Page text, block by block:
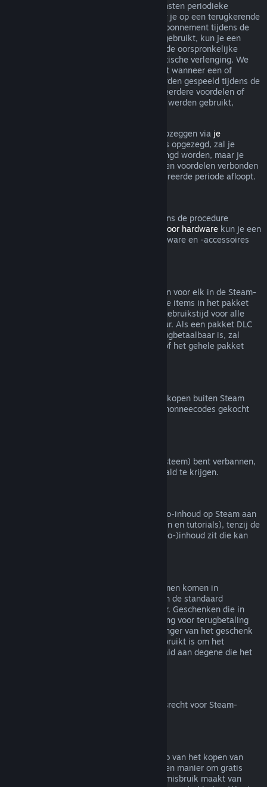
Steam biedt voor sommige inhoud en diensten periodieke
toegang (bijv. maandelijks, jaarlijks) waar je op een terugkerende
basis voor betaalt. Als een terugkerend abonnement tijdens de
huidige gefactureerde periode niet werd gebruikt, kun je een
terugbetaling aanvragen binnen 48 u. na de oorspronkelijke
aankoop, of binnen 48 u. na elke automatische verlenging. We
beschouwen een abonnement als gebruikt wanneer een of
meerdere spellen uit het abonnement werden gespeeld tijdens de
gefactureerde periode, of als er een of meerdere voordelen of
kortingen inbegrepen bij het abonnement werden gebruikt,
Je kunt een lopend abonnement steeds opzeggen via je
. Zodra je abonnement is opgezegd, zal je
abonnement niet meer automatisch verlengd worden, maar je
blijft wel toegang hebben tot alle inhoud en voordelen verbonden
aan je abonnement tot de huidige gefactureerde periode afloopt.
Binnen de relevante tijdsperiode en volgens de procedure
Terugbetalingsbeleid voor hardwarekun je een
terugbetaling aanvragen voor Steam-hardware en -accessoires
Je kunt een volledige terugbetaling krijgen voor elk in de Steam-
winkel gekocht pakket zolang geen van de items in het pakket
zijn overgedragen en de gecombineerde gebruikstijd voor alle
items in het pakket minder is dan twee uur. Als een pakket DLC
of een item in een spel bevat dat niet terugbetaalbaar is, zal
Steam je tijdens het afrekenen vertellen of het gehele pakket
Valve doet geen terugbetalingen voor aankopen buiten Steam
(bijvoorbeeld cd-sleutels of Steam-portemonneecodes gekocht
Als je door VAC (het Valve Anti-Cheat-systeem) bent verbannen,
verlies je het recht om dat spel terugbetaald te krijgen.
We bieden geen terugbetalingen van video-inhoud op Steam aan
(bijv. films, korte films, series, afleveringen en tutorials), tenzij de
video in een bundel met andere (niet-video-)inhoud zit die kan
Geschenken die niet in gebruik zijn genomen komen in
aanmerking voor een terugbetaling binnen de standaard
terugbetalingsperiode van 14 dagen/2 uur. Geschenken die in
gebruik zijn genomen komen in aanmerking voor terugbetaling
onder dezelfde voorwaarden als de ontvanger van het geschenk
de terugbetaling aanvraagt. Saldo dat gebruikt is om het
geschenk te kopen zal worden terugbetaald aan degene die het
Voor meer uitleg over hoe het herroepingsrecht voor Steam-
Terugbetalingen zijn bedoeld om het risico van het kopen van
titels op Steam weg te nemen - niet als een manier om gratis
spellen te krijgen. Als het ons lijkt dat je misbruik maakt van